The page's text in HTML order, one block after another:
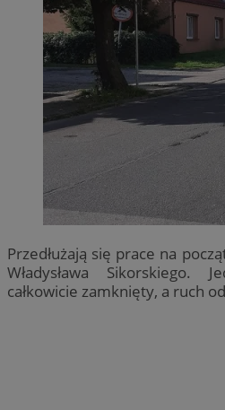
Przedłużają się prace na
Władysława Sikorskiego.
całkowicie zamknięty, a ruch